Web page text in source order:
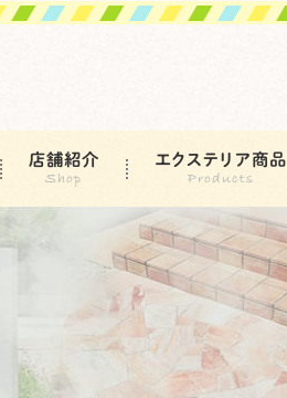
店舗紹介 エクステリア商品